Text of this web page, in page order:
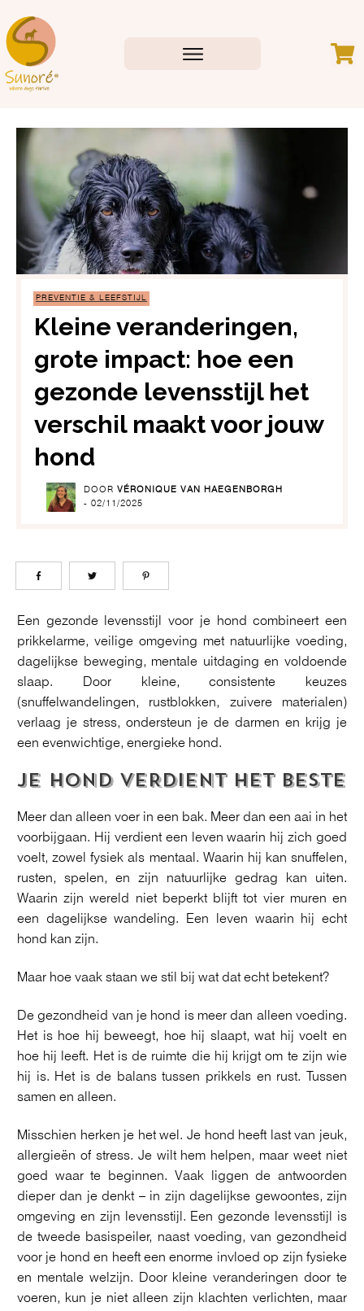
PREVENTIE & LEEFSTIJL
Kleine veranderingen,
grote impact: hoe een
gezonde levensstijl het
verschil maakt voor jouw
hond
DOORVÉRONIQUE VAN HAEGENBORGH
-02/11/2025
Een gezonde levensstijl voor je hond combineert een
prikkelarme, veilige omgeving met natuurlijke voeding,
dagelijkse beweging, mentale uitdaging en voldoende
slaap. Door kleine, consistente keuzes
(snuffelwandelingen, rustblokken, zuivere materialen)
verlaag je stress, ondersteun je de darmen en krijg je
een evenwichtige, energieke hond.
JE HOND VERDIENT HET BESTE
Meer dan alleen voer in een bak. Meer dan een aai in het
voorbijgaan. Hij verdient een leven waarin hij zich goed
voelt, zowel fysiek als mentaal. Waarin hij kan snuffelen,
rusten, spelen, en zijn natuurlijke gedrag kan uiten.
Waarin zijn wereld niet beperkt blijft tot vier muren en
een dagelijkse wandeling. Een leven waarin hij echt
hond kan zijn.
Maar hoe vaak staan we stil bij wat dat echt betekent?
De gezondheid van je hond is meer dan alleen voeding.
Het is hoe hij beweegt, hoe hij slaapt, wat hij voelt en
hoe hij leeft. Het is de ruimte die hij krijgt om te zijn wie
hij is. Het is de balans tussen prikkels en rust. Tussen
samen en alleen.
Misschien herken je het wel. Je hond heeft last van jeuk,
allergieën of stress. Je wilt hem helpen, maar weet niet
goed waar te beginnen. Vaak liggen de antwoorden
dieper dan je denkt – in zijn dagelijkse gewoontes, zijn
omgeving en zijn levensstijl. Een gezonde levensstijl is
de tweede basispeiler, naast voeding, van gezondheid
voor je hond en heeft een enorme invloed op zijn fysieke
en mentale welzijn. Door kleine veranderingen door te
voeren, kun je niet alleen zijn klachten verlichten, maar